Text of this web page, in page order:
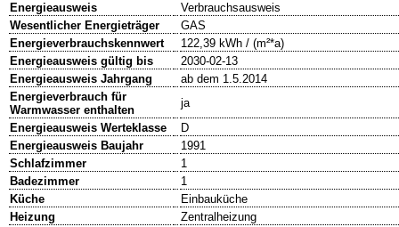
Energieausweis
Verbrauchsausweis
Wesentlicher Energieträger
GAS
Energieverbrauchskennwert
122,39 kWh / (m²*a)
Energieausweis gültig bis
2030-02-13
Energieausweis Jahrgang
ab dem 1.5.2014
Energieverbrauch für
Warmwasser enthalten
ja
Energieausweis Werteklasse
D
Energieausweis Baujahr
1991
Schlafzimmer
1
Badezimmer
1
Küche
Einbauküche
Heizung
Zentralheizung